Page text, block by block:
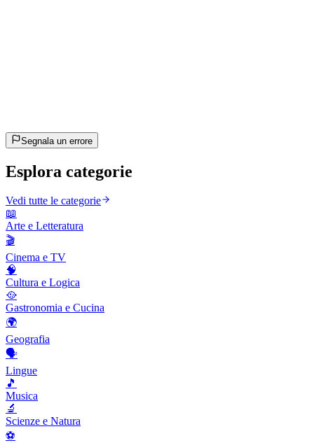
Segnala un errore
Esplora categorie
Vedi tutte le categorie
📖
Arte e Letteratura
🎬
Cinema e TV
🧠
Cultura e Logica
🥘
Gastronomia e Cucina
🌍
Geografia
🗣️
Lingue
🎵
Musica
🔬
Scienze e Natura
⚽